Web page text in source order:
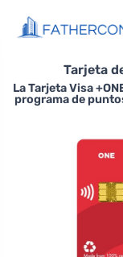
Tarjeta
La Tarjeta Visa
programa de